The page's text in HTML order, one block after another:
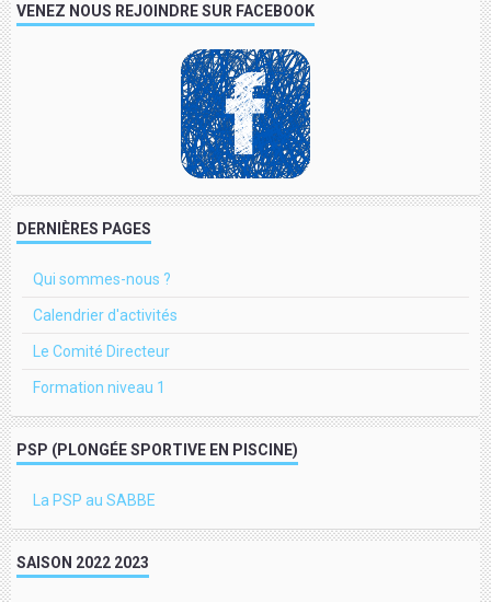
VENEZ NOUS REJOINDRE SUR FACEBOOK
DERNIÈRES PAGES
Qui sommes-nous ?
Calendrier d'activités
Le Comité Directeur
Formation niveau 1
PSP (PLONGÉE SPORTIVE EN PISCINE)
La PSP au SABBE
SAISON 2022 2023